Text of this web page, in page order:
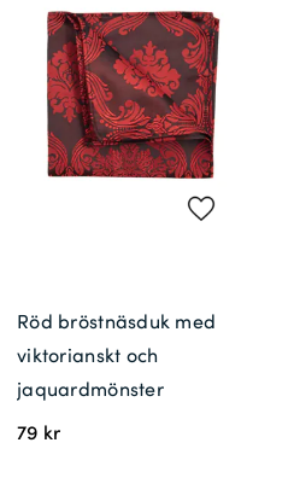
Röd bröstnäsduk med
viktorianskt och
jaquardmönster
79 kr